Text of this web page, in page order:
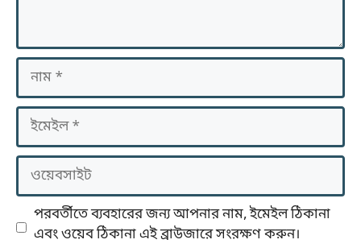
নাম
ইমেইল
ওয়েবসাইট
পরবর্তীতে ব্যবহারের জন্য আপনার নাম, ইমেইল ঠিকানা
এবং ওয়েব ঠিকানা এই ব্রাউজারে সংরক্ষণ করুন।